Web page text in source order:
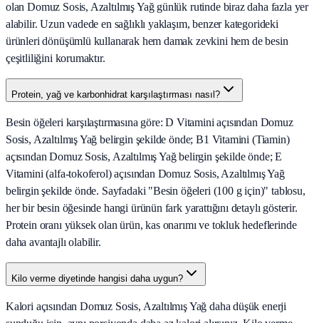
olan Domuz Sosis, Azaltılmış Yağ günlük rutinde biraz daha fazla yer
alabilir. Uzun vadede en sağlıklı yaklaşım, benzer kategorideki
ürünleri dönüşümlü kullanarak hem damak zevkini hem de besin
çeşitliliğini korumaktır.
Protein, yağ ve karbonhidrat karşılaştırması nasıl?
Besin öğeleri karşılaştırmasına göre: D Vitamini açısından Domuz
Sosis, Azaltılmış Yağ belirgin şekilde önde; B1 Vitamini (Tiamin)
açısından Domuz Sosis, Azaltılmış Yağ belirgin şekilde önde; E
Vitamini (alfa-tokoferol) açısından Domuz Sosis, Azaltılmış Yağ
belirgin şekilde önde. Sayfadaki "Besin öğeleri (100 g için)" tablosu,
her bir besin öğesinde hangi ürünün fark yarattığını detaylı gösterir.
Protein oranı yüksek olan ürün, kas onarımı ve tokluk hedeflerinde
daha avantajlı olabilir.
Kilo verme diyetinde hangisi daha uygun?
Kalori açısından Domuz Sosis, Azaltılmış Yağ daha düşük enerji